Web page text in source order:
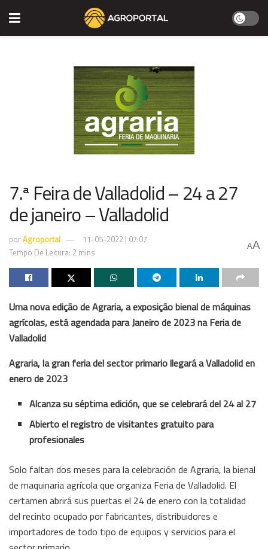
7.ª Feira de Valladolid – 24 a 27
de janeiro – Valladolid
porAgroportal
11-05-2022 | 07:07
Tempo De Leitura: 2 mins
AA
Uma nova edição de Agraria, a exposição bienal de máquinas
agrícolas, está agendada para Janeiro de 2023 na Feria de
Valladolid
Agraria, la gran feria del sector primario llegará a Valladolid en
enero de 2023
Alcanza su séptima edición, que se celebrará del 24 al 27
Abierto el registro de visitantes gratuito para
profesionales
Solo faltan dos meses para la celebración de Agraria, la bienal
de maquinaria agrícola que organiza Feria de Valladolid. El
certamen abrirá sus puertas el 24 de enero con la totalidad
del recinto ocupado por fabricantes, distribuidores e
importadores de todo tipo de equipos y servicios para el